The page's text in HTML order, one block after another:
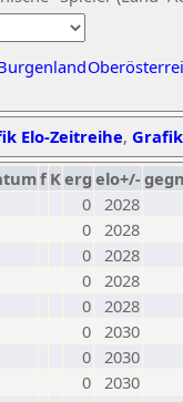
Elo-Zeitreihe,
f Kerg elo+/-
0 2028
0 2028
0 2028
0 2028
0 2028
0 2030
0 2030
0 2030